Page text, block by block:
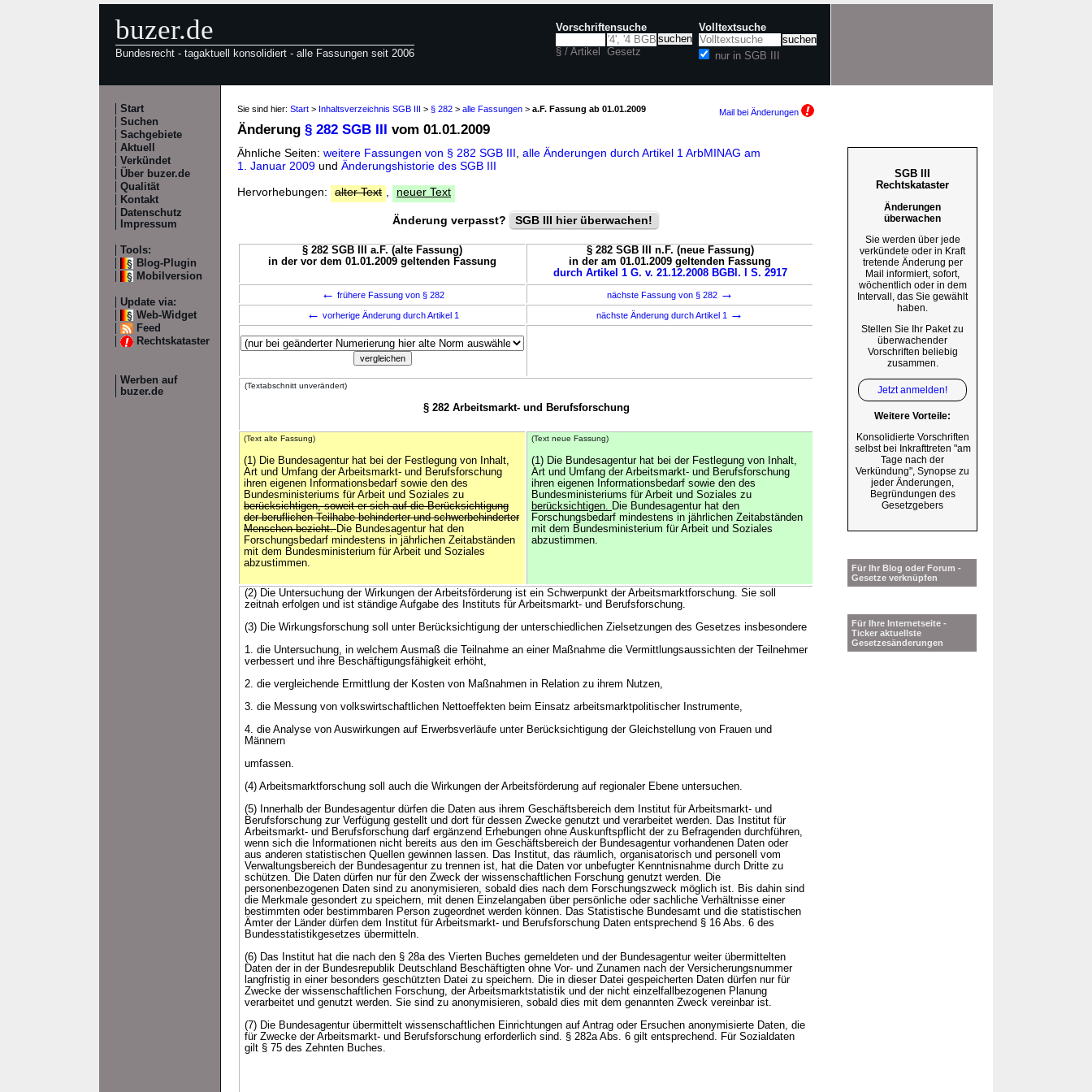
buzer.de
Bundesrecht - tagaktuell konsolidiert - alle Fassungen seit 2006
Vorschriftensuche
§ / Artikel Gesetz
Volltextsuche
nur in SGB III
Start
Suchen
Sachgebiete
Aktuell
Verkündet
Über buzer.de
Qualität
Kontakt
Datenschutz
Impressum
Tools:
Blog-Plugin
Mobilversion
Update via:
Web-Widget
Feed
Rechtskataster
Werben auf
buzer.de
Sie sind hier: Start > Inhaltsverzeichnis SGB III > § 282 > alle Fassungen > a.F. Fassung ab 01.01.2009 Mail bei Änderungen
Änderung § 282 SGB III vom 01.01.2009
Ähnliche Seiten: weitere Fassungen von § 282 SGB III alle Änderungen durch Artikel 1 ArbMINAG am
1. Januar 2009 und Änderungshistorie des SGB III
Hervorhebungen:
alter Text neuer Text
Änderung verpasst? SGB III hier überwachen!
§ 282 SGB III a.F. (alte Fassung)
in der vor dem 01.01.2009 geltenden Fassung
§ 282 SGB III n.F. (neue Fassung)
in der am 01.01.2009 geltenden Fassung
durch Artikel 1 G. v. 21.12.2008 BGBl. I S. 2917
← frühere Fassung von § 282 nächste Fassung von § 282 →
← vorherige Änderung durch Artikel 1 nächste Änderung durch Artikel 1 →
(Textabschnitt unverändert)
§ 282 Arbeitsmarkt- und Berufsforschung
(Text alte Fassung)
(1) Die Bundesagentur hat bei der Festlegung von Inhalt,
Art und Umfang der Arbeitsmarkt- und Berufsforschung
ihren eigenen Informationsbedarf sowie den des
Bundesministeriums für Arbeit und Soziales zu
berücksichtigen, soweit er sich auf die Berücksichtigung
der beruflichen Teilhabe behinderter und schwerbehinderter
Menschen bezieht.Die Bundesagentur hat den
Forschungsbedarf mindestens in jährlichen Zeitabständen
mit dem Bundesministerium für Arbeit und Soziales
abzustimmen.
(Text neue Fassung)
(1) Die Bundesagentur hat bei der Festlegung von Inhalt,
Art und Umfang der Arbeitsmarkt- und Berufsforschung
ihren eigenen Informationsbedarf sowie den des
Bundesministeriums für Arbeit und Soziales zu
berücksichtigen. Die Bundesagentur hat den
Forschungsbedarf mindestens in jährlichen Zeitabständen
mit dem Bundesministerium für Arbeit und Soziales
abzustimmen.
(2) Die Untersuchung der Wirkungen der Arbeitsförderung ist ein Schwerpunkt der Arbeitsmarktforschung. Sie soll
zeitnah erfolgen und ist ständige Aufgabe des Instituts für Arbeitsmarkt- und Berufsforschung.
(3) Die Wirkungsforschung soll unter Berücksichtigung der unterschiedlichen Zielsetzungen des Gesetzes insbesondere
1. die Untersuchung, in welchem Ausmaß die Teilnahme an einer Maßnahme die Vermittlungsaussichten der Teilnehmer
verbessert und ihre Beschäftigungsfähigkeit erhöht,
2. die vergleichende Ermittlung der Kosten von Maßnahmen in Relation zu ihrem Nutzen,
3. die Messung von volkswirtschaftlichen Nettoeffekten beim Einsatz arbeitsmarktpolitischer Instrumente,
4. die Analyse von Auswirkungen auf Erwerbsverläufe unter Berücksichtigung der Gleichstellung von Frauen und
Männern
umfassen.
(4) Arbeitsmarktforschung soll auch die Wirkungen der Arbeitsförderung auf regionaler Ebene untersuchen.
(5) Innerhalb der Bundesagentur dürfen die Daten aus ihrem Geschäftsbereich dem Institut für Arbeitsmarkt- und
Berufsforschung zur Verfügung gestellt und dort für dessen Zwecke genutzt und verarbeitet werden. Das Institut für
Arbeitsmarkt- und Berufsforschung darf ergänzend Erhebungen ohne Auskunftspflicht der zu Befragenden durchführen,
wenn sich die Informationen nicht bereits aus den im Geschäftsbereich der Bundesagentur vorhandenen Daten oder
aus anderen statistischen Quellen gewinnen lassen. Das Institut, das räumlich, organisatorisch und personell vom
Verwaltungsbereich der Bundesagentur zu trennen ist, hat die Daten vor unbefugter Kenntnisnahme durch Dritte zu
schützen. Die Daten dürfen nur für den Zweck der wissenschaftlichen Forschung genutzt werden. Die
personenbezogenen Daten sind zu anonymisieren, sobald dies nach dem Forschungszweck möglich ist. Bis dahin sind
die Merkmale gesondert zu speichern, mit denen Einzelangaben über persönliche oder sachliche Verhältnisse einer
bestimmten oder bestimmbaren Person zugeordnet werden können. Das Statistische Bundesamt und die statistischen
Ämter der Länder dürfen dem Institut für Arbeitsmarkt- und Berufsforschung Daten entsprechend § 16 Abs. 6 des
Bundesstatistikgesetzes übermitteln.
(6) Das Institut hat die nach den § 28a des Vierten Buches gemeldeten und der Bundesagentur weiter übermittelten
Daten der in der Bundesrepublik Deutschland Beschäftigten ohne Vor- und Zunamen nach der Versicherungsnummer
langfristig in einer besonders geschützten Datei zu speichern. Die in dieser Datei gespeicherten Daten dürfen nur für
Zwecke der wissenschaftlichen Forschung, der Arbeitsmarktstatistik und der nicht einzelfallbezogenen Planung
verarbeitet und genutzt werden. Sie sind zu anonymisieren, sobald dies mit dem genannten Zweck vereinbar ist.
(7) Die Bundesagentur übermittelt wissenschaftlichen Einrichtungen auf Antrag oder Ersuchen anonymisierte Daten, die
für Zwecke der Arbeitsmarkt- und Berufsforschung erforderlich sind. § 282a Abs. 6 gilt entsprechend. Für Sozialdaten
gilt § 75 des Zehnten Buches.
SGB III
Rechtskataster
Änderungen
überwachen
Sie werden über jede
verkündete oder in Kraft
tretende Änderung per
Mail informiert, sofort,
wöchentlich oder in dem
Intervall, das Sie gewählt
haben.
Stellen Sie Ihr Paket zu
überwachender
Vorschriften beliebig
zusammen.
Jetzt anmelden!
Weitere Vorteile:
Konsolidierte Vorschriften
selbst bei Inkrafttreten "am
Tage nach der
Verkündung", Synopse zu
jeder Änderungen,
Begründungen des
Gesetzgebers
Für Ihr Blog oder Forum -
Gesetze verknüpfen
Für Ihre Internetseite -
Ticker aktuellste
Gesetzesänderungen